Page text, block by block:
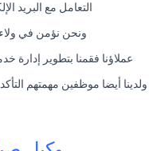
التعامل مع البريد
ونحن نؤمن في ولاء
عملاؤنا فقمنا بتطوير إدارة
ولدينا أيضا موظفين مهمتهم